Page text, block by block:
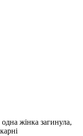
жінка загинула,